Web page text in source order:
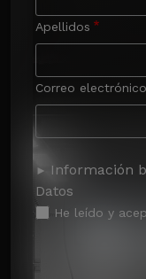
Apellidos
Correo electrónico
Información
Datos
He leído y